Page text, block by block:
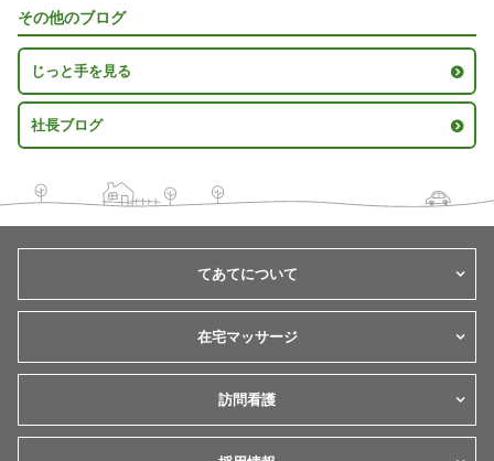
その他のブログ
じっと手を見る
社長ブログ
てあてについて
在宅マッサージ
訪問看護